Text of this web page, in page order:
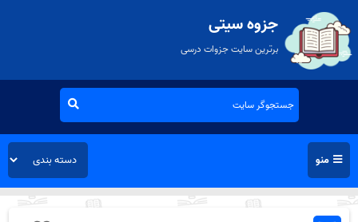
جزوه سیتی
برترین سایت جزوات درسی
منو